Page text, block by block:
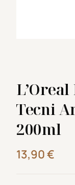
Tecni
200ml
13,90€